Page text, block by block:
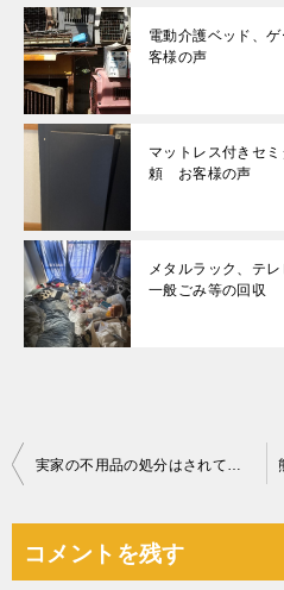
電動介護ベッド、
客様の声
マットレス付きセ
頼 お客様の声
メタルラック、テ
一般ごみ等の回収
投
ビ
実家の不用品の処分はされていますか？
コメントを残す